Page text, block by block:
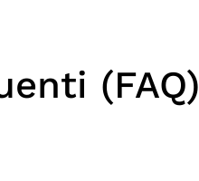
(FAQ)